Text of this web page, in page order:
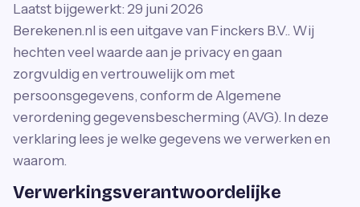
Laatst bijgewerkt: 29 juni 2026
Berekenen.nl is een uitgave van Finckers B.V.. Wij
hechten veel waarde aan je privacy en gaan
zorgvuldig en vertrouwelijk om met
persoonsgegevens, conform de Algemene
verordening gegevensbescherming (AVG). In deze
verklaring lees je welke gegevens we verwerken en
waarom.
Verwerkingsverantwoordelijke